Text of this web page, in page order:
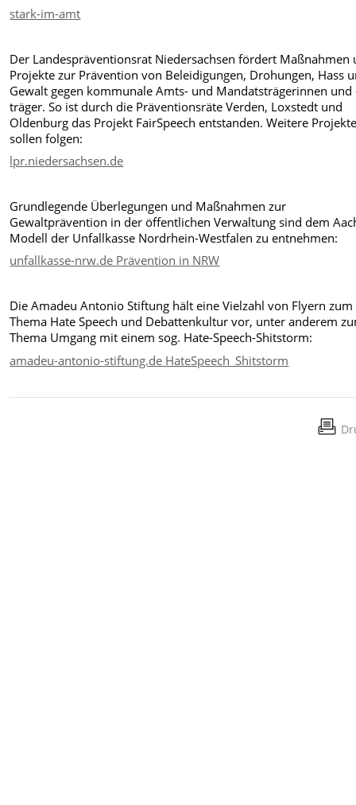
stark-im-amt
Der Landespräventionsrat Niedersachsen fördert Maßnahmen
Projekte zur Prävention von Beleidigungen, Drohungen, Hass
Gewalt gegen kommunale Amts- und Mandatsträgerinnen und
träger. So ist durch die Präventionsräte Verden, Loxstedt und
Oldenburg das Projekt FairSpeech entstanden. Weitere
sollen folgen:
lpr.niedersachsen.de
Grundlegende Überlegungen und Maßnahmen zur
Gewaltprävention in der öffentlichen Verwaltung sind dem
Modell der Unfallkasse Nordrhein-Westfalen zu entnehmen:
unfallkasse-nrw.de Prävention in NRW
Die Amadeu Antonio Stiftung hält eine Vielzahl von Flyern zum
Thema Hate Speech und Debattenkultur vor, unter anderem
Thema Umgang mit einem sog. Hate-Speech-Shitstorm:
amadeu-antonio-stiftung.de HateSpeech_Shitstorm